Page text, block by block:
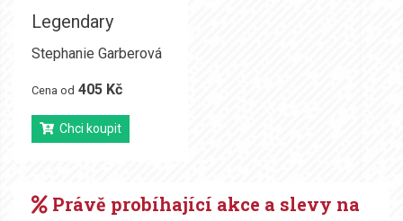
Legendary
Stephanie Garberová
Cena od 405 Kč
Chci koupit
Právě probíhající akce a slevy na